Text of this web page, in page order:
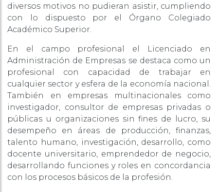
diversos motivos no pudieran asistir, cumpliendo
con lo dispuesto por el Órgano Colegiado
Académico Superior.
En el campo profesional el Licenciado en
Administración de Empresas se destaca como un
profesional con capacidad de trabajar en
cualquier sector y esfera de la economía nacional.
También en empresas multinacionales como
investigador, consultor de empresas privadas o
públicas u organizaciones sin fines de lucro, su
desempeño en áreas de producción, finanzas,
talento humano, investigación, desarrollo, como
docente universitario, emprendedor de negocio,
desarrollando funciones y roles en concordancia
con los procesos básicos de la profesión.